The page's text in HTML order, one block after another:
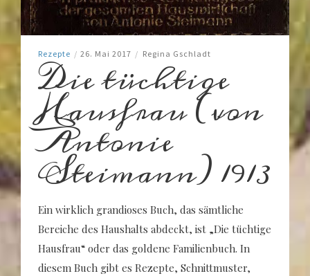
Rezepte / 26. Mai 2017 / Regina Gschladt
Die tüchtige
Hausfrau (von
Antonie
Steimann) 1913
Ein wirklich grandioses Buch, das sämtliche
Bereiche des Haushalts abdeckt, ist „Die tüchtige
Hausfrau“ oder das goldene Familienbuch. In
diesem Buch gibt es Rezepte, Schnittmuster,